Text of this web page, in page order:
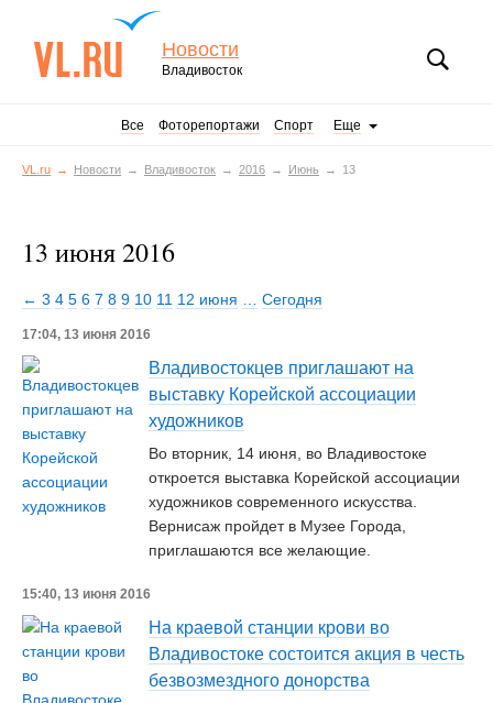
Новости
Владивосток
Все Фоторепортажи Спорт Еще
VL.ru Новости Владивосток 2016 Июнь 13
13 июня 2016
← 3 4 5 6 7 8 9 10 11 12 июня Сегодня
17:04, 13 июня 2016
Владивостокцев приглашают на
выставку Корейской ассоциации
художников
Во вторник, 14 июня, во Владивостоке
откроется выставка Корейской ассоциации
художников современного искусства.
Вернисаж пройдет в Музее Города,
приглашаются все желающие.
15:40, 13 июня 2016
На краевой станции крови во
Владивостоке состоится акция в честь
безвозмездного донорства